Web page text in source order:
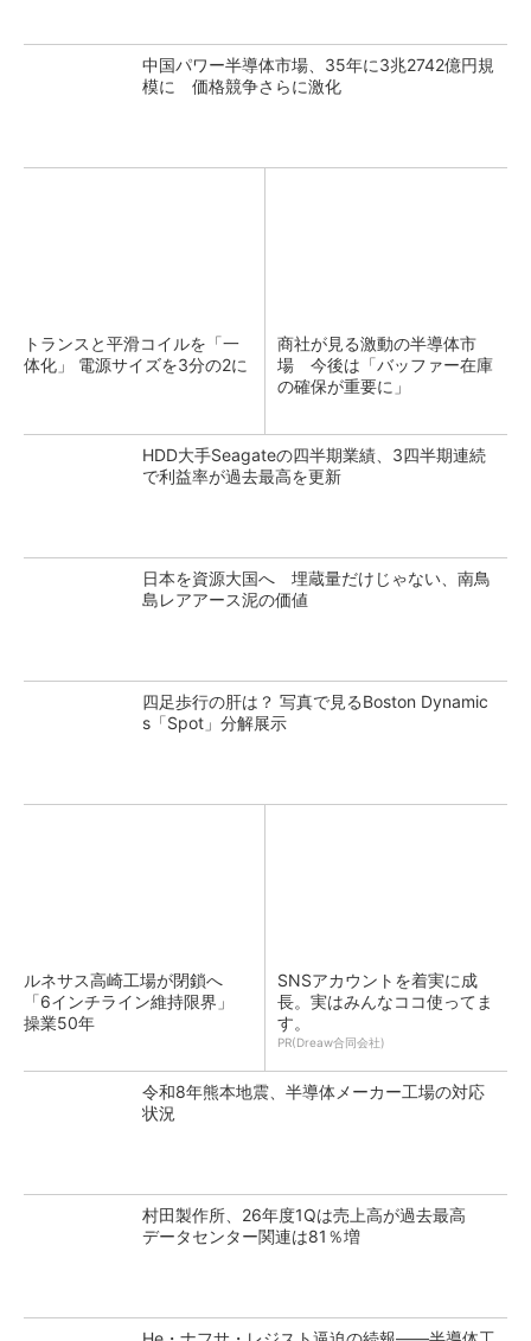
中国パワー半導体市場、35年に3兆2742億円規
模に 価格競争さらに激化
トランスと平滑コイルを「一
体化」 電源サイズを3分の2に
商社が見る激動の半導体市
場 今後は「バッファー在庫
の確保が重要に」
HDD大手Seagateの四半期業績、3四半期連続
で利益率が過去最高を更新
日本を資源大国へ 埋蔵量だけじゃない、南鳥
島レアアース泥の価値
四足歩行の肝は？ 写真で見るBoston Dynamic
s「Spot」分解展示
ルネサス高崎工場が閉鎖へ
「6インチライン維持限界」
操業50年
SNSアカウントを着実に成
長。実はみんなココ使ってま
す。
PR(Dreaw合同会社)
令和8年熊本地震、半導体メーカー工場の対応
状況
村田製作所、26年度1Qは売上高が過去最高
データセンター関連は81％増